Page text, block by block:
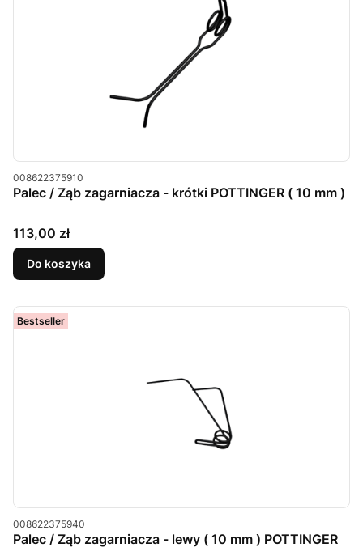
Kod produktu
008622375910
Palec / Ząb zagarniacza - krótki POTTINGER ( 10 mm )
Cena
113,00 zł
Do koszyka
Bestseller
Kod produktu
008622375940
Palec / Ząb zagarniacza - lewy ( 10 mm ) POTTINGER